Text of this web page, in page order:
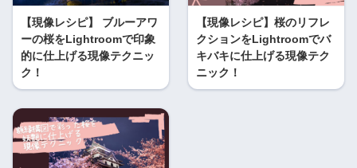
【現像レシピ】 ブルーアワ
ーの桜をLightroomで印象
的に仕上げる現像テクニッ
ク！
【現像レシピ】桜のリフレ
クションをLightroomでバ
キバキに仕上げる現像テク
ニック！